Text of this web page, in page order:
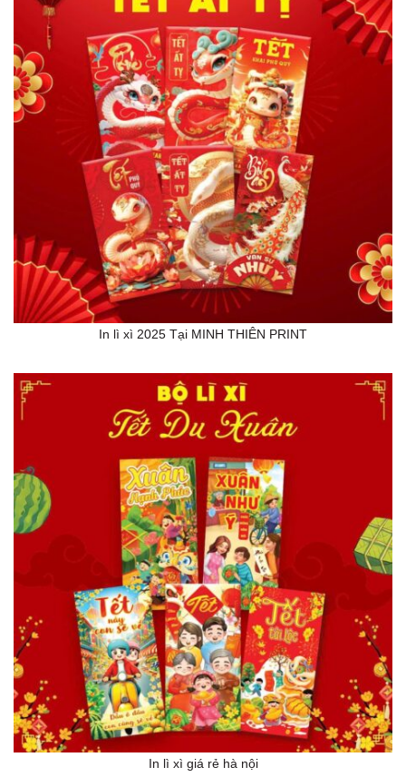
In lì xì 2025 Tại MINH THIÊN PRINT
In lì xì giá rẻ hà nội